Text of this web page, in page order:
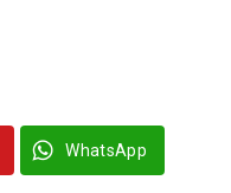
WhatsApp